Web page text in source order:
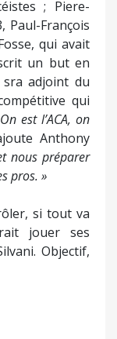
; Piere-
Paul-François
qui avait
un but en
sra adjoint du
qui
est l’ACA, on
Anthony
nous préparer
pros. »
si tout va
jouer ses
Objectif,